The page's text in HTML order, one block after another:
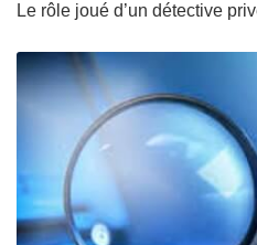
Le rôle joué d’un détective